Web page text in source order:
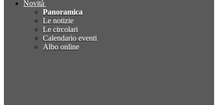
Novità
Panoramica
Le notizie
Le circolari
Calendario eventi
Albo online